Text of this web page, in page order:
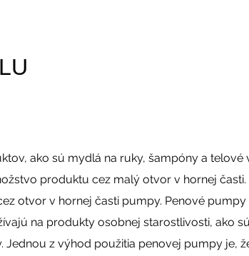
ako sú mydlá na ruky, šampóny a telové
produktu cez malý otvor v hornej časti.
otvor v hornej časti pumpy. Penové pumpy
na produkty osobnej starostlivosti, ako
Jednou z výhod použitia penovej pumpy je,